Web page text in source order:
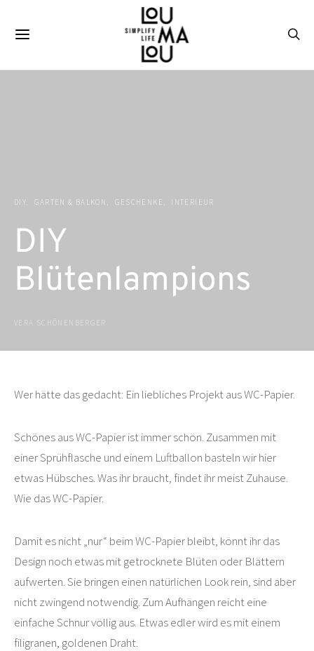
DIY GARTEN & BALKON GESCHENKE INTERIEUR
DIY
Blütenlampions
VERA SCHÖNENBERGER
Wer hätte das gedacht: Ein liebliches Projekt aus WC-Papier.
Schönes aus WC-Papier ist immer schön. Zusammen mit
einer Sprühflasche und einem Luftballon basteln wir hier
etwas Hübsches. Was ihr braucht, findet ihr meist Zuhause.
Wie das WC-Papier.
Damit es nicht „nur“ beim WC-Papier bleibt, könnt ihr das
Design noch etwas mit getrocknete Blüten oder Blättern
aufwerten. Sie bringen einen natürlichen Look rein, sind aber
nicht zwingend notwendig. Zum Aufhängen reicht eine
einfache Schnur völlig aus. Etwas edler wird es mit einem
filigranen, goldenen Draht.